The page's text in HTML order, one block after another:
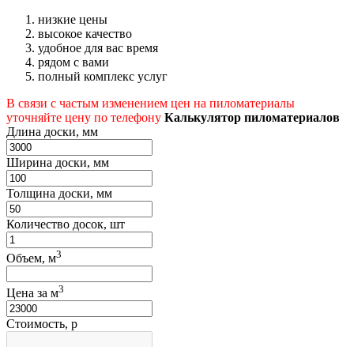
низкие цены
высокое качество
удобное для вас время
рядом с вами
полный комплекс услуг
В связи с частым изменением цен на пиломатериалы
уточняйте цену по телефону Калькулятор пиломатериалов
Длина доски, мм
Ширина доски, мм
Толщина доски, мм
Количество досок, шт
Объем, м3
Цена за м3
Стоимость, р